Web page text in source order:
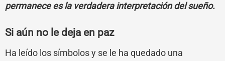
permanece es la verdadera interpretación del sueño.
Si aún no le deja en paz
Ha leído los símbolos y se le ha quedado una